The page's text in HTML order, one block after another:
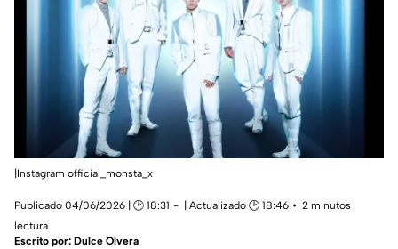
|Instagram official_monsta_x
Publicado 04/06/2026 | 🕑 18:31 | Actualizado 🕑 18:46
2 minutos
lectura
Escrito por: Dulce Olvera